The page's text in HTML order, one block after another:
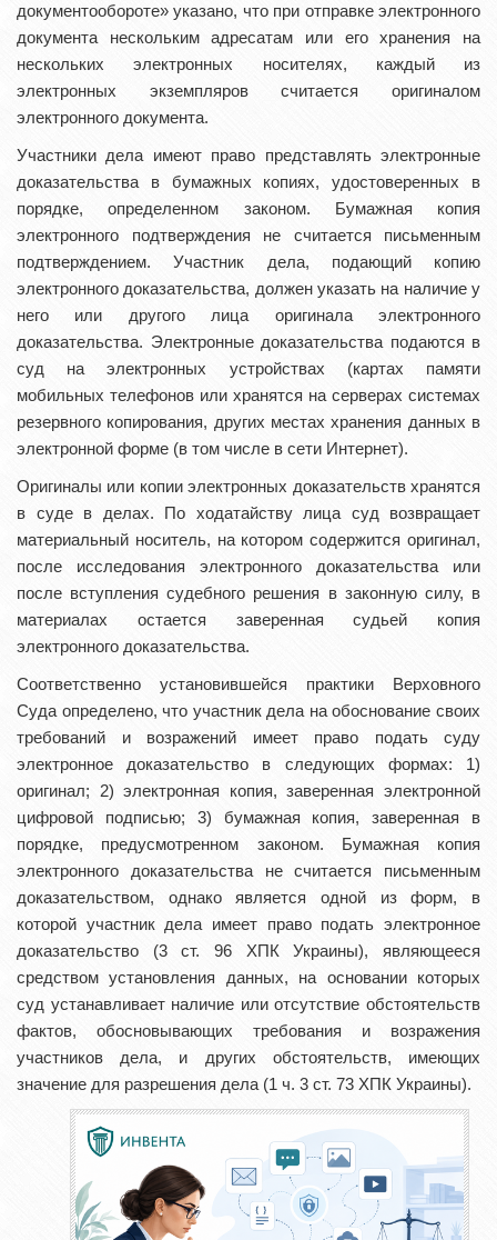
документообороте» указано, что при отправке электронного
документа нескольким адресатам или его хранения на
нескольких электронных носителях, каждый из
электронных экземпляров считается оригиналом
электронного документа.
Участники дела имеют право представлять электронные
доказательства в бумажных копиях, удостоверенных в
порядке, определенном законом. Бумажная копия
электронного подтверждения не считается письменным
подтверждением. Участник дела, подающий копию
электронного доказательства, должен указать на наличие у
него или другого лица оригинала электронного
доказательства. Электронные доказательства подаются в
суд на электронных устройствах (картах памяти
мобильных телефонов или хранятся на серверах системах
резервного копирования, других местах хранения данных в
электронной форме (в том числе в сети Интернет).
Оригиналы или копии электронных доказательств хранятся
в суде в делах. По ходатайству лица суд возвращает
материальный носитель, на котором содержится оригинал,
после исследования электронного доказательства или
после вступления судебного решения в законную силу, в
материалах остается заверенная судьей копия
электронного доказательства.
Соответственно установившейся практики Верховного
Суда определено, что участник дела на обоснование своих
требований и возражений имеет право подать суду
электронное доказательство в следующих формах: 1)
оригинал; 2) электронная копия, заверенная электронной
цифровой подписью; 3) бумажная копия, заверенная в
порядке, предусмотренном законом. Бумажная копия
электронного доказательства не считается письменным
доказательством, однако является одной из форм, в
которой участник дела имеет право подать электронное
доказательство (3 ст. 96 ХПК Украины), являющееся
средством установления данных, на основании которых
суд устанавливает наличие или отсутствие обстоятельств
фактов, обосновывающих требования и возражения
участников дела, и других обстоятельств, имеющих
значение для разрешения дела (1 ч. 3 ст. 73 ХПК Украины).